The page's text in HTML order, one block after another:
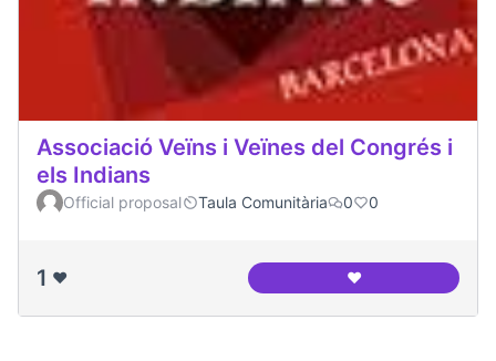
Associació Veïns i Veïnes del Congrés i
els Indians
Official proposal Taula Comunitària 0 0
1 ❤️ ❤️Associació Veïns i